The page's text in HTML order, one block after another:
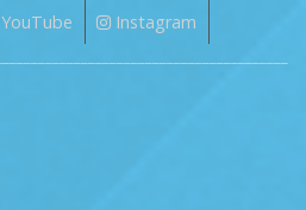
YouTube Instagram